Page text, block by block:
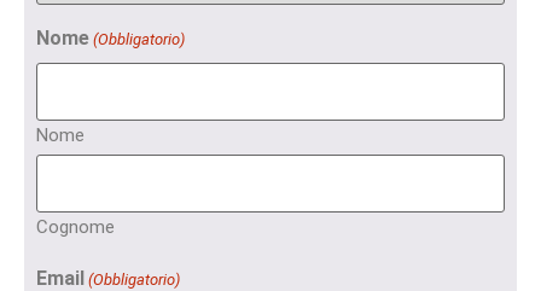
Nome (Obbligatorio)
Nome
Cognome
Email (Obbligatorio)